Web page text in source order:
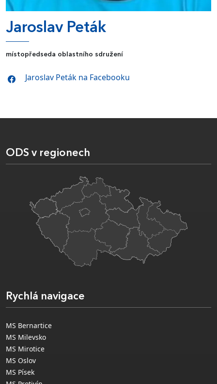
Jaroslav Peták
místopředseda oblastního sdružení
Jaroslav Peták na Facebooku
ODS v regionech
Rychlá navigace
MS Bernartice
MS Milevsko
MS Mirotice
MS Oslov
MS Písek